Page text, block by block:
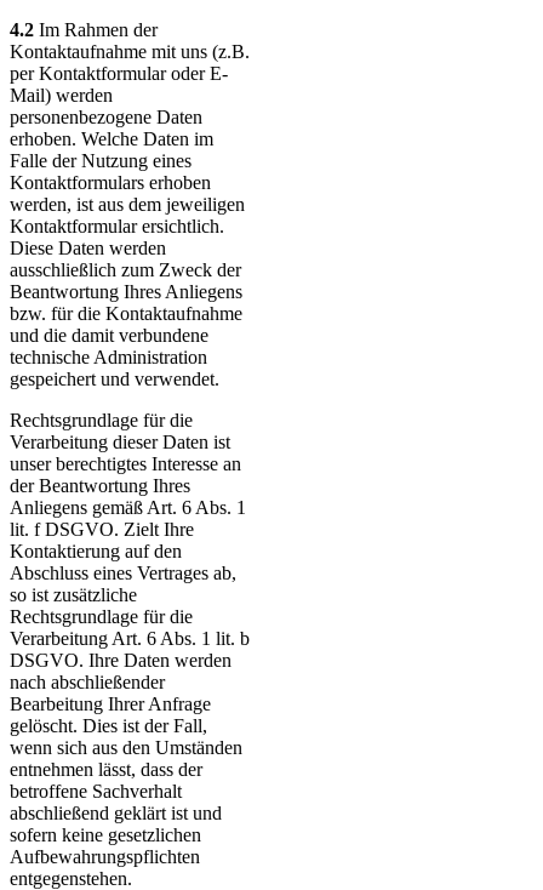
4.2 Im Rahmen der
Kontaktaufnahme mit uns (z.B.
per Kontaktformular oder E-
Mail) werden
personenbezogene Daten
erhoben. Welche Daten im
Falle der Nutzung eines
Kontaktformulars erhoben
werden, ist aus dem jeweiligen
Kontaktformular ersichtlich.
Diese Daten werden
ausschließlich zum Zweck der
Beantwortung Ihres Anliegens
bzw. für die Kontaktaufnahme
und die damit verbundene
technische Administration
gespeichert und verwendet.
Rechtsgrundlage für die
Verarbeitung dieser Daten ist
unser berechtigtes Interesse an
der Beantwortung Ihres
Anliegens gemäß Art. 6 Abs. 1
lit. f DSGVO. Zielt Ihre
Kontaktierung auf den
Abschluss eines Vertrages ab,
so ist zusätzliche
Rechtsgrundlage für die
Verarbeitung Art. 6 Abs. 1 lit. b
DSGVO. Ihre Daten werden
nach abschließender
Bearbeitung Ihrer Anfrage
gelöscht. Dies ist der Fall,
wenn sich aus den Umständen
entnehmen lässt, dass der
betroffene Sachverhalt
abschließend geklärt ist und
sofern keine gesetzlichen
Aufbewahrungspflichten
entgegenstehen.